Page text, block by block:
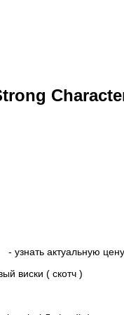
- узнать актуальную
виски ( скотч )